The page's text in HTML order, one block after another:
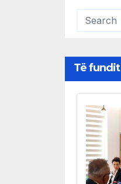
Të fundit